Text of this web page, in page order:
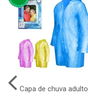
Capa de chuva adulto